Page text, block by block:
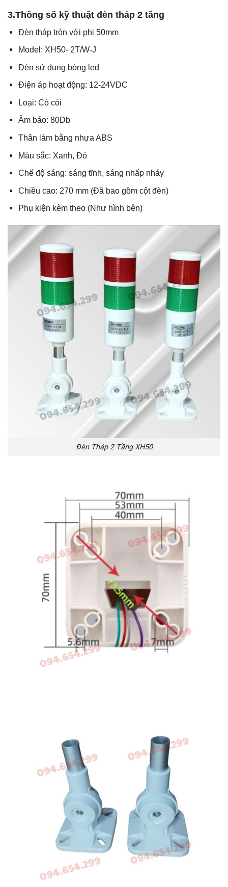
3.Thông số kỹ thuật đèn tháp 2 tầng
Đèn tháp tròn với phi 50mm
Model: XH50- 2T/W-J
Đèn sử dụng bóng led
Điện áp hoạt động: 12-24VDC
Loại: Có còi
Âm báo: 80Db
Thân làm bằng nhựa ABS
Màu sắc: Xanh, Đỏ
Chế độ sáng: sáng tĩnh, sáng nhấp nháy
Chiều cao: 270 mm (Đã bao gồm cột đèn)
Phụ kiện kèm theo (Như hình bên)
Đèn Tháp 2 Tầng XH50